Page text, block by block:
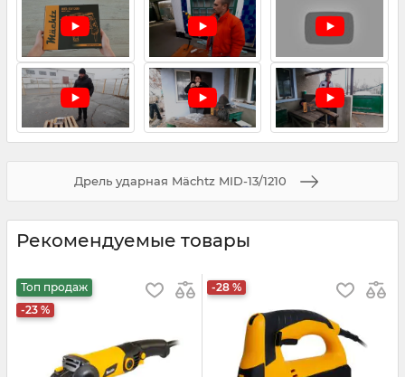
Дрель ударная Mächtz MID-13/1210
Рекомендуемые товары
Топ продаж
-23 %
-28 %